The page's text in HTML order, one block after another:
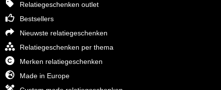
Relatiegeschenken outlet
Bestsellers
Nieuwste relatiegeschenken
Relatiegeschenken per thema
Merken relatiegeschenken
Made in Europe